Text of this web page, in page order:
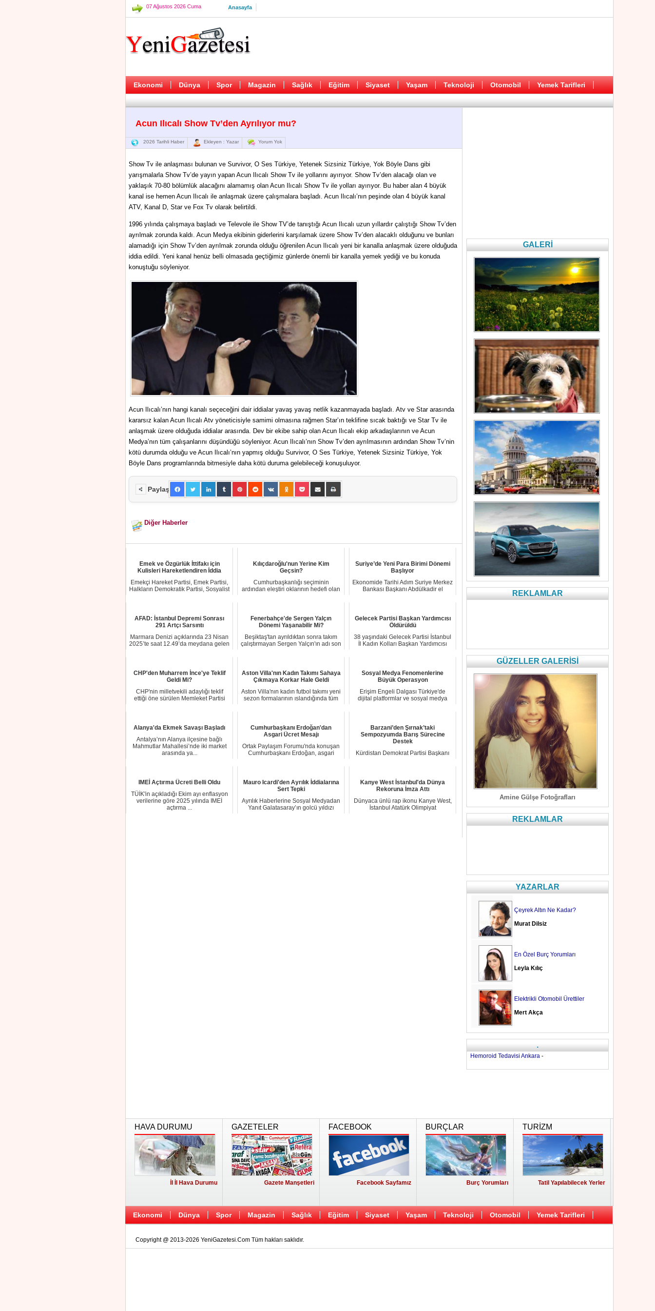
07 Ağustos 2026 Cuma Anasayfa
Ekonomi Dünya Spor Magazin Sağlık Eğitim Siyaset Yaşam Teknoloji Otomobil Yemek Tarifleri
Acun Ilıcalı Show Tv’den Ayrılıyor mu?
2026 Tarihli Haber Ekleyen : Yazar Yorum Yok
Show Tv ile anlaşması bulunan ve Survivor, O Ses Türkiye, Yetenek Sizsiniz Türkiye, Yok Böyle Dans gibi
yarışmalarla Show Tv’de yayın yapan Acun Ilıcalı Show Tv ile yollarını ayırıyor. Show Tv’den alacağı olan ve
yaklaşık 70-80 bölümlük alacağını alamamış olan Acun Ilıcalı Show Tv ile yolları ayırıyor. Bu haber alan 4 büyük
kanal ise hemen Acun Ilıcalı ile anlaşmak üzere çalışmalara başladı. Acun Ilıcalı’nın peşinde olan 4 büyük kanal
ATV, Kanal D, Star ve Fox Tv olarak belirtildi.
1996 yılında çalışmaya başladı ve Televole ile Show TV’de tanıştığı Acun Ilıcalı uzun yıllardır çalıştığı Show Tv’den
ayrılmak zorunda kaldı. Acun Medya ekibinin giderlerini karşılamak üzere Show Tv’den alacaklı olduğunu ve bunları
alamadığı için Show Tv’den ayrılmak zorunda olduğu öğrenilen Acun Ilıcalı yeni bir kanalla anlaşmak üzere olduğuda
iddia edildi. Yeni kanal henüz belli olmasada geçtiğimiz günlerde önemli bir kanalla yemek yediği ve bu konuda
konuştuğu söyleniyor.
Acun Ilıcalı’nın hangi kanalı seçeceğini dair iddialar yavaş yavaş netlik kazanmayada başladı. Atv ve Star arasında
kararsız kalan Acun Ilıcalı Atv yöneticisiyle samimi olmasına rağmen Star’ın teklifine sıcak baktığı ve Star Tv ile
anlaşmak üzere olduğuda iddialar arasında. Dev bir ekibe sahip olan Acun Ilıcalı ekip arkadaşlarının ve Acun
Medya’nın tüm çalışanlarını düşündüğü söyleniyor. Acun Ilıcalı’nın Show Tv’den ayrılmasının ardından Show Tv’nin
kötü durumda olduğu ve Acun Ilıcalı’nın yapmış olduğu Survivor, O Ses Türkiye, Yetenek Sizsiniz Türkiye, Yok
Böyle Dans programlarında bitmesiyle daha kötü duruma gelebileceği konuşuluyor.
Paylaş
Diğer Haberler
Emek ve Özgürlük İttifakı için
Kulisleri Hareketlendiren İddia
Emekçi Hareket Partisi, Emek Partisi,
Halkların Demokratik Partisi, Sosyalist
Kılıçdaroğlu'nun Yerine Kim
Geçsin?
Cumhurbaşkanlığı seçiminin
ardından eleştiri oklarının hedefi olan
Suriye’de Yeni Para Birimi Dönemi
Başlıyor
Ekonomide Tarihi Adım Suriye Merkez
Bankası Başkanı Abdülkadir el
AFAD: İstanbul Depremi Sonrası
291 Artçı Sarsıntı
Marmara Denizi açıklarında 23 Nisan
2025’te saat 12.49’da meydana gelen
Fenerbahçe'de Sergen Yalçın
Dönemi Yaşanabilir Mi?
Beşiktaş'tan ayrıldıktan sonra takım
çalıştırmayan Sergen Yalçın'ın adı son
Gelecek Partisi Başkan Yardımcısı
Öldürüldü
38 yaşındaki Gelecek Partisi İstanbul
İl Kadın Kolları Başkan Yardımcısı
CHP'den Muharrem İnce'ye Teklif
Geldi Mi?
CHP'nin milletvekili adaylığı teklif
ettiği öne sürülen Memleket Partisi
Aston Villa'nın Kadın Takımı Sahaya
Çıkmaya Korkar Hale Geldi
Aston Villa'nın kadın futbol takımı yeni
sezon formalarının ıslandığında tüm
Sosyal Medya Fenomenlerine
Büyük Operasyon
Erişim Engeli Dalgası Türkiye'de
dijital platformlar ve sosyal medya
Alanya'da Ekmek Savaşı Başladı
Antalya’nın Alanya ilçesine bağlı
Mahmutlar Mahallesi’nde iki market
arasında ya...
Cumhurbaşkanı Erdoğan'dan
Asgari Ücret Mesajı
Ortak Paylaşım Forumu'nda konuşan
Cumhurbaşkanı Erdoğan, asgari
Barzani’den Şırnak’taki
Sempozyumda Barış Sürecine
Destek
Kürdistan Demokrat Partisi Başkanı
IMEİ Açtırma Ücreti Belli Oldu
TÜİK'in açıkladığı Ekim ayı enflasyon
verilerine göre 2025 yılında IMEİ
açtırma ...
Mauro Icardi'den Ayrılık İddialarına
Sert Tepki
Ayrılık Haberlerine Sosyal Medyadan
Yanıt Galatasaray’ın golcü yıldızı
Kanye West İstanbul'da Dünya
Rekoruna İmza Attı
Dünyaca ünlü rap ikonu Kanye West,
İstanbul Atatürk Olimpiyat
GALERİ
REKLAMLAR
GÜZELLER GALERİSİ
Amine Gülşe Fotoğrafları
REKLAMLAR
YAZARLAR
Çeyrek Altın Ne Kadar?
Murat Dilsiz
En Özel Burç Yorumları
Leyla Kılıç
Elektrikli Otomobil Ürettiler
Mert Akça
.
Hemoroid Tedavisi Ankara -
HAVA DURUMU
İl İl Hava Durumu
GAZETELER
Gazete Manşetleri
FACEBOOK
Facebook Sayfamız
BURÇLAR
Burç Yorumları
TURİZM
Tatil Yapılabilecek Yerler
Ekonomi Dünya Spor Magazin Sağlık Eğitim Siyaset Yaşam Teknoloji Otomobil Yemek Tarifleri
Copyright @ 2013-2026 YeniGazetesi.Com Tüm hakları saklıdır.